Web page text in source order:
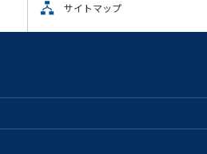
サイトマップ